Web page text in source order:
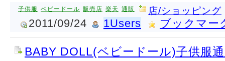
子供服 ベビードール 販売店 楽天 通販 店/ショッピング
2011/09/24 1Users ブックマー
BABY DOLL(ベビードール)子供服